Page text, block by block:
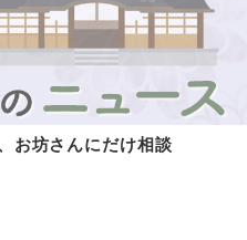
お坊さんにだけ相談